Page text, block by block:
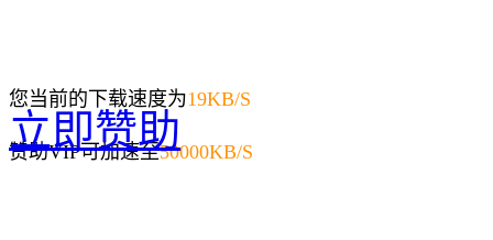
您当前的下载速度为19KB/S
赞助VIP可加速至50000KB/S
立即赞助